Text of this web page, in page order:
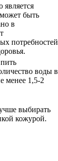
быть
в
потребностей
воды в
менее 1,5-2
выбирать
кожурой.